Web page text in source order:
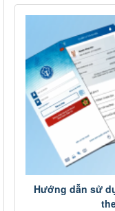
Hướng dẫn sử